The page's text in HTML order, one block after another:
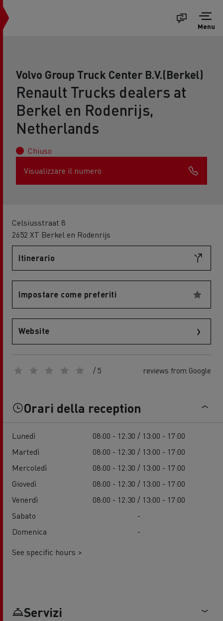
Menu
Volvo Group Truck Center B.V.(Berkel)
Renault Trucks dealers at
Berkel en Rodenrijs,
Netherlands
Chiuso
Visualizzare il numero
Celsiusstraat 8
2652 XT Berkel en Rodenrijs
Itinerario
Impostare come preferiti
Website
/ 5 reviews from Google
Orari della reception
Lunedì
08:00 - 12:30 / 13:00 - 17:00
Martedì
08:00 - 12:30 / 13:00 - 17:00
Mercoledì
08:00 - 12:30 / 13:00 - 17:00
Giovedì
08:00 - 12:30 / 13:00 - 17:00
Venerdì
08:00 - 12:30 / 13:00 - 17:00
Sabato
-
Domenica
-
See specific hours >
Servizi